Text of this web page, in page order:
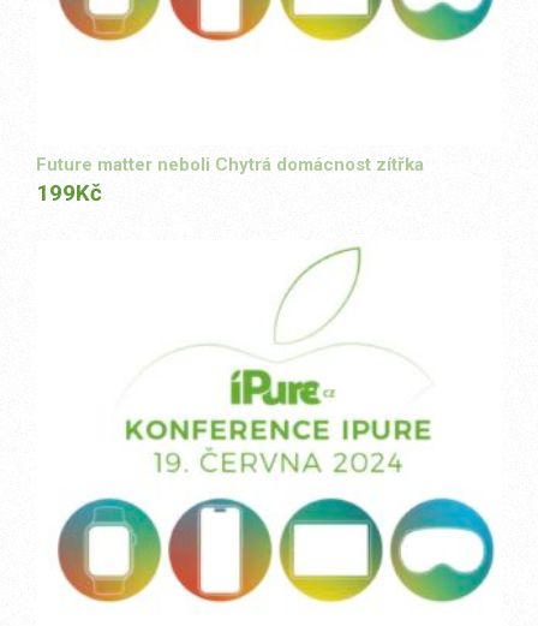
Future matter neboli Chytrá domácnost zítřka
199Kč